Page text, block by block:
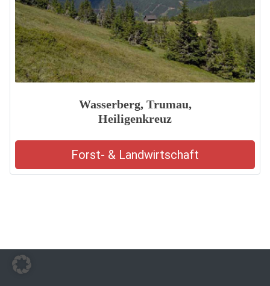
Wasserberg, Trumau,
Heiligenkreuz
Forst- & Landwirtschaft